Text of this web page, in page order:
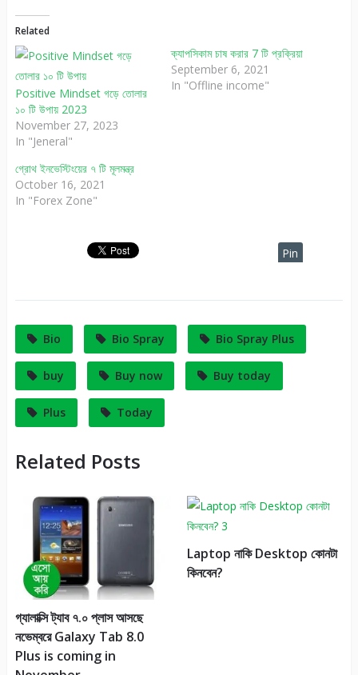
Related
Positive Mindset গড়ে তোলার
১০ টি উপায় 2023
November 27, 2023
In "Jeneral"
ক্যাপসিকাম চাষ করার 7 টি প্রক্রিয়া
September 6, 2021
In "Offline income"
গ্রোথ ইনভেস্টিংয়ের ৭ টি মূলমন্ত্র
October 16, 2021
In "Forex Zone"
Pin
Bio Bio Spray Bio Spray Plus
buy Buy now Buy today
Plus Today
Related Posts
গ্যালাক্সি ট্যাব ৭.০ প্লাস আসছে
নভেম্বরে Galaxy Tab 8.0
Plus is coming in
Laptop নাকি Desktop কোনটা
কিনবেন?